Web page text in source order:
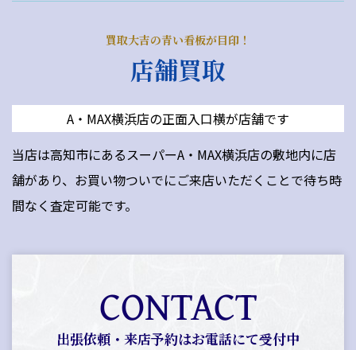
買取大吉の青い看板が目印！
店舗買取
A・MAX横浜店の正面入口横が店舗です
当店は高知市にあるスーパーA・MAX横浜店の敷地内に店
舗があり、お買い物ついでにご来店いただくことで待ち時
間なく査定可能です。
CONTACT
出張依頼・来店予約はお電話にて受付中